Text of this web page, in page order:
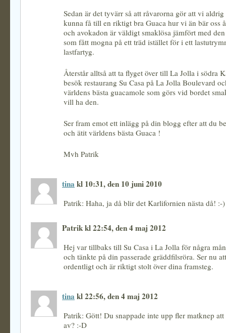
Sedan är det tyvärr så att råvarorna gör att vi
kunna få till en riktigt bra Guaca hur vi än bär oss
och avokadon är väldigt smaklösa jämfört med
som fått mogna på ett träd istället för i ett
lastfartyg.
Återstår alltså att ta flyget över till La Jolla i södra
besök restaurang Su Casa på La Jolla Boulevard
världens bästa guacamole som görs vid bordet
vill ha den.
Ser fram emot ett inlägg på din blogg efter att du
och ätit världens bästa Guaca !
Mvh Patrik
tina kl 10:31, den 10 juni 2010
Patrik: Haha, ja då blir det Karlifornien nästa då! :-)
Patrik kl 22:54, den 4 maj 2012
Hej var tillbaks till Su Casa i La Jolla för några
och tänkte på din passerade gräddfilsröra. Ser nu
ordentligt och är riktigt stolt över dina framsteg.
tina kl 22:56, den 4 maj 2012
Patrik: Gött! Du snappade inte upp fler matknep
av? :-D